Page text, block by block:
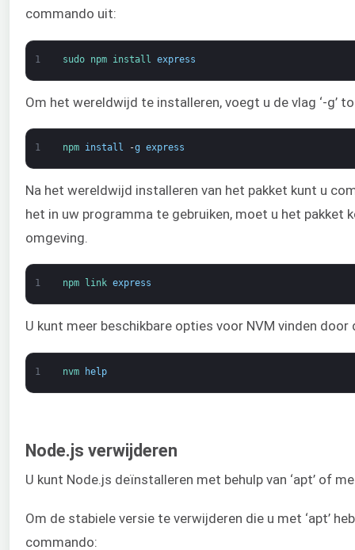
commando uit:
1 sudo npm install express
Om het wereldwijd te installeren, voegt u de vlag ‘-g’
1 npm install -g express
Na het wereldwijd installeren van het pakket kunt u
het in uw programma te gebruiken, moet u het pakket
omgeving.
1 npm link express
U kunt meer beschikbare opties voor NVM vinden
1 nvm help
Node.js verwijderen
U kunt Node.js deïnstalleren met behulp van ‘apt’ of
Om de stabiele versie te verwijderen die u met ‘apt’
commando: